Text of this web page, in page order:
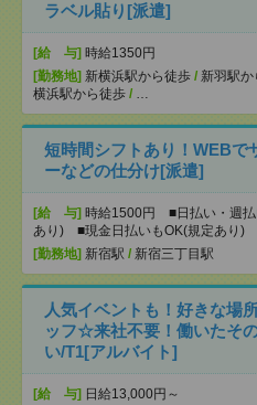
ラベル貼り[派遣]
[給 与] 時給1350円
[勤務地] 新横浜駅から徒歩 / 新羽駅
横浜駅から徒歩 / …
短時間シフトあり！WEBで
ーなどの仕分け[派遣]
[給 与] 時給1500円 ■日払い・週払
あり) ■現金日払いもOK(規定あり)
[勤務地] 新宿駅 / 新宿三丁目駅
人気イベントも！好きな場
ッフ☆来社不要！働いたそ
い/T1[アルバイト]
[給 与] 日給13,000円～